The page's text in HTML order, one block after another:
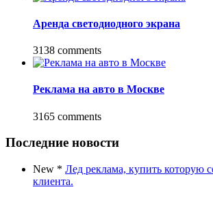
Аренда светодиодного экрана
3138 comments
Реклама на авто в Москве
3165 comments
Последние новости
New * Лед реклама, купить которую
клиента.